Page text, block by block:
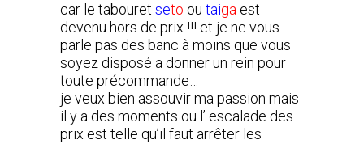
car le tabouret seto ou taiga est
devenu hors de prix !!! et je ne vous
parle pas des banc à moins que vous
soyez disposé a donner un rein pour
toute précommande…
je veux bien assouvir ma passion mais
il y a des moments ou l’ escalade des
prix est telle qu’il faut arrêter les